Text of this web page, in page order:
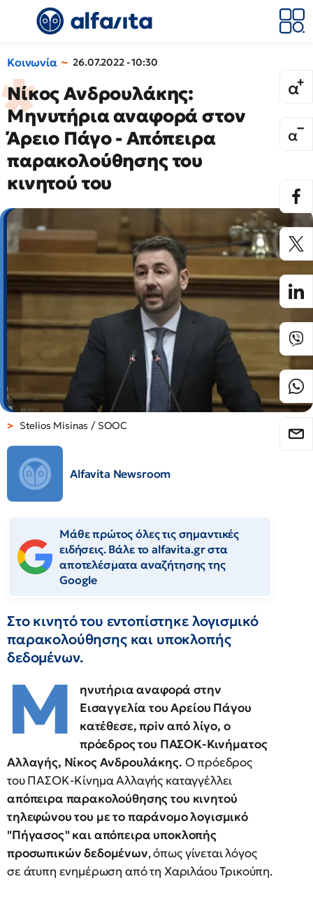
Κοινωνία 26.07.2022 - 10:30
Νίκος Ανδρουλάκης:
Μηνυτήρια αναφορά στον
Άρειο Πάγο - Απόπειρα
παρακολούθησης του
κινητού του
Stelios Misinas / SOOC
Alfavita Newsroom
Μάθε πρώτος όλες τις σημαντικές
ειδήσεις. Βάλε το alfavita.gr στα
αποτελέσματα αναζήτησης της
Google
Στο κινητό του εντοπίστηκε λογισμικό
παρακολούθησης και υποκλοπής
δεδομένων.
Μ
ηνυτήρια αναφορά στην
Εισαγγελία του Αρείου Πάγου
κατέθεσε, πρiν από λίγο, ο
πρόεδρος του ΠΑΣΟΚ-Κινήματος
Αλλαγής, Νίκος Ανδρουλάκης. Ο πρόεδρος
του ΠΑΣΟΚ-Κίνημα Αλλαγής καταγγέλλει
απόπειρα παρακολούθησης του κινητού
τηλεφώνου του με το παράνομο λογισμικό
"Πήγασος" και απόπειρα υποκλοπής
προσωπικών δεδομένων, όπως γίνεται λόγος
σε άτυπη ενημέρωση από τη Χαριλάου Τρικούπη.